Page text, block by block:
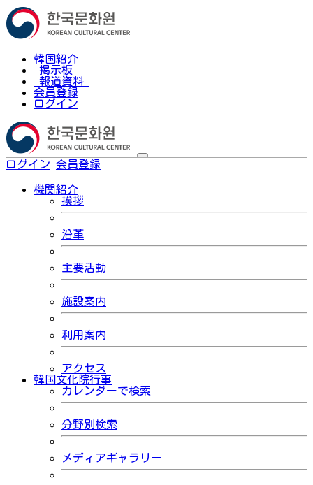
韓国紹介
掲示板
報道資料
会員登録
ログイン
ログイン 会員登録
機関紹介
挨拶
沿革
主要活動
施設案内
利用案内
アクセス
韓国文化院行事
カレンダーで検索
分野別検索
メディアギャラリー